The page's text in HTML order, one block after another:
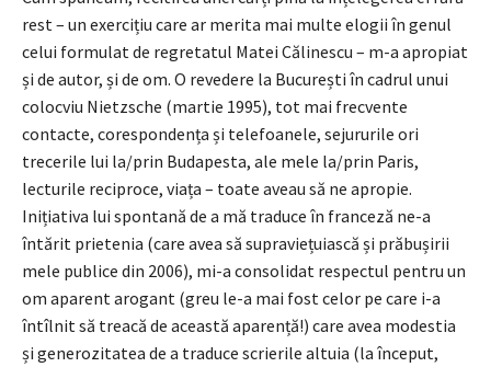
rest – un exercițiu care ar merita mai multe elogii în genul
celui formulat de regretatul Matei Călinescu – m-a apropiat
și de autor, și de om. O revedere la București în cadrul unui
colocviu Nietzsche (martie 1995), tot mai frecvente
contacte, corespondența și telefoanele, sejururile ori
trecerile lui la/prin Budapesta, ale mele la/prin Paris,
lecturile reciproce, viața – toate aveau să ne apropie.
Inițiativa lui spontană de a mă traduce în franceză ne-a
întărit prietenia (care avea să supraviețuiască și prăbușirii
mele publice din 2006), mi-a consolidat respectul pentru un
om aparent arogant (greu le-a mai fost celor pe care i-a
întîlnit să treacă de această aparență!) care avea modestia
și generozitatea de a traduce scrierile altuia (la început,